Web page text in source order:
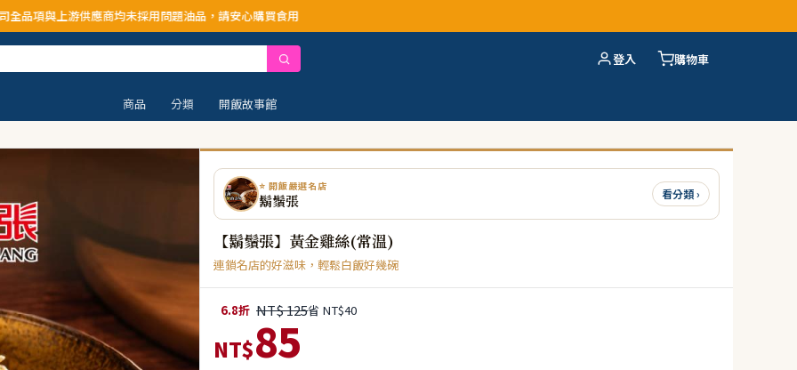
未採用問題油品，請安心購買食用
登入 購物車
商品 分類 開飯故事館
⭐ 開飯嚴選名店
鬍鬚張 看分類 ›
【鬍鬚張】黃金雞絲(常溫)
連鎖名店的好滋味，輕鬆白飯好幾碗
6.8折 NT$ 125省 NT$40
NT$85